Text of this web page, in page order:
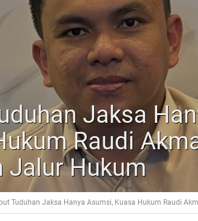
Jaksa
Raudi
Jalur Hukum
Tuduhan Jaksa Hanya Asumsi, Kuasa Hukum Raudi